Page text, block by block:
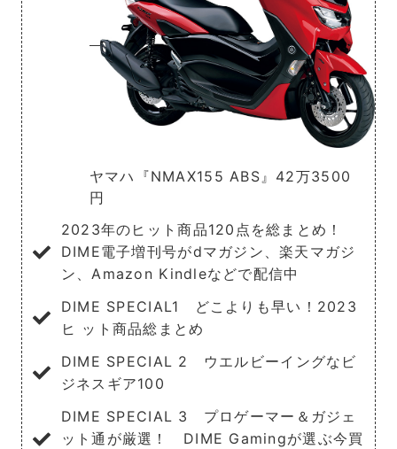
ヤマハ『NMAX155 ABS』42万3500
円
2023年のヒット商品120点を総まとめ！
DIME電子増刊号がdマガジン、楽天マガジ
ン、Amazon Kindleなどで配信中
DIME SPECIAL1 どこよりも早い！2023
ヒ ット商品総まとめ
DIME SPECIAL 2 ウエルビーイングなビ
ジネスギア100
DIME SPECIAL 3 プロゲーマー＆ガジェ
ット通が厳選！ DIME Gamingが選ぶ今買